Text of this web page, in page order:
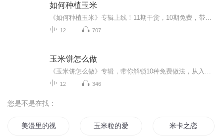
如何种植玉米
12 707
玉米饼怎么做
12 346
您是不是在找：
美漫里的视频博主 玉米粒的爱情 米卡之恋